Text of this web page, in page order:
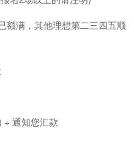
额满，其他理想第二三四五顺
+ 通知您汇款